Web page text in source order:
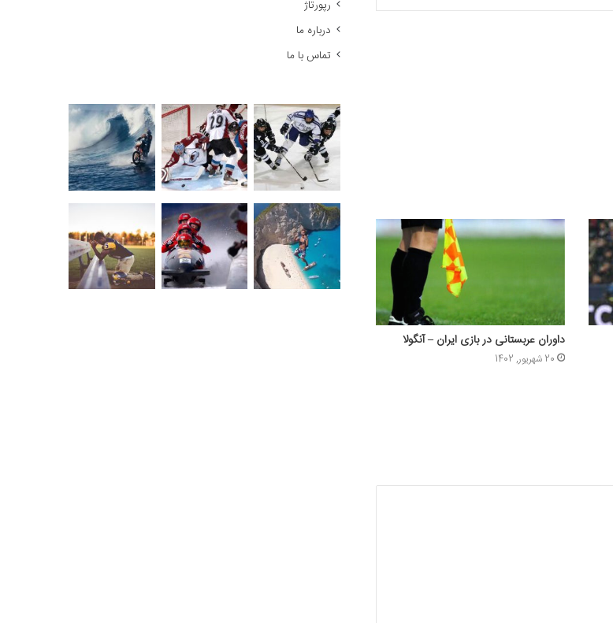
داوران عربستانی در بازی ایران – آنگولا
20 شهریور, 1402
رپورتاژ
درباره ما
تماس با ما